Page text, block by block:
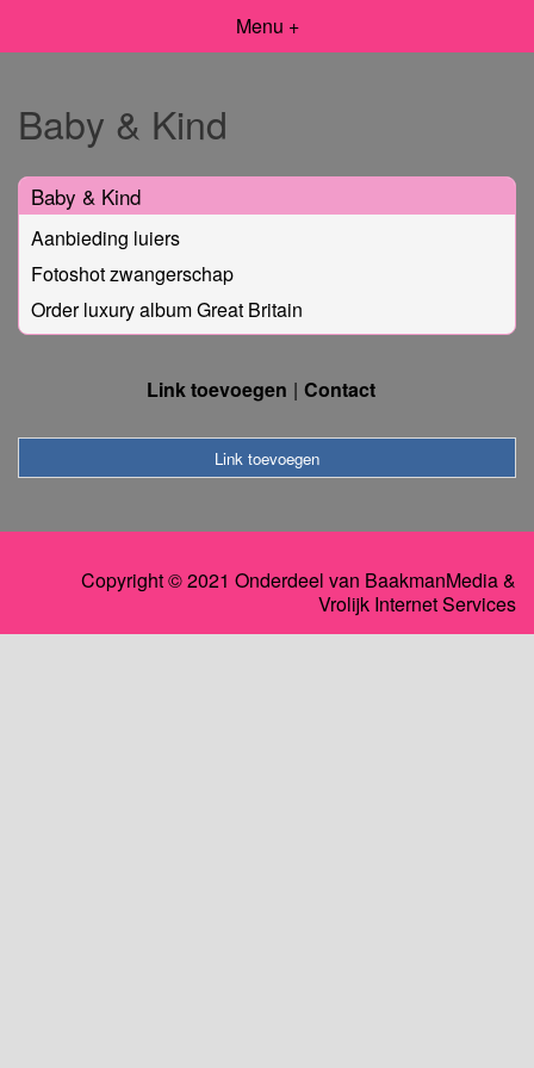
Menu +
Baby & Kind
Baby & Kind
Aanbieding luiers
Fotoshot zwangerschap
Order luxury album Great Britain
Link toevoegen Contact
Link toevoegen
Copyright © 2021 Onderdeel van BaakmanMedia&
Vrolijk Internet Services